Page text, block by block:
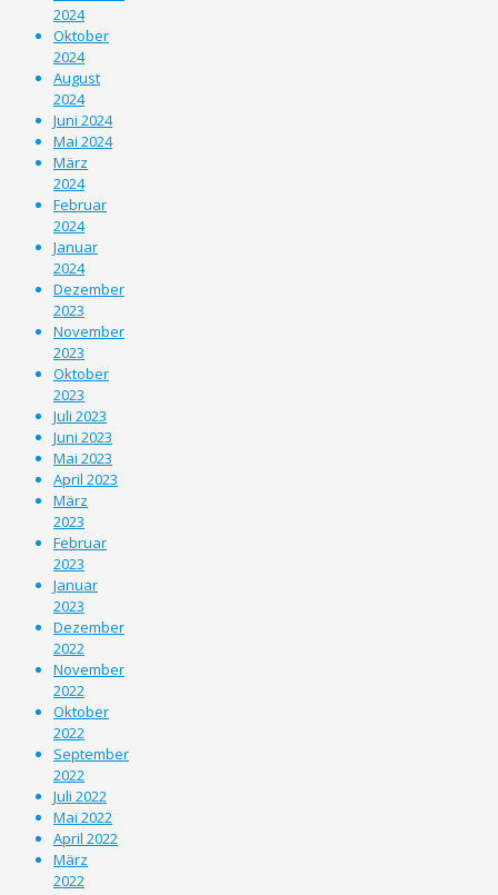
2024
Oktober
2024
August
2024
Juni 2024
Mai 2024
März
2024
Februar
2024
Januar
2024
Dezember
2023
November
2023
Oktober
2023
Juli 2023
Juni 2023
Mai 2023
April 2023
März
2023
Februar
2023
Januar
2023
Dezember
2022
November
2022
Oktober
2022
September
2022
Juli 2022
Mai 2022
April 2022
März
2022